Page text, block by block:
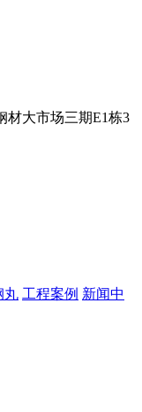
材大市场三期E1栋3
丸 工程案例 新闻中